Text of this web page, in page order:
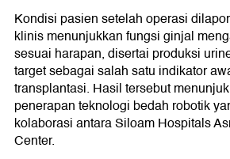
Kondisi pasien setelah operasi
klinis menunjukkan fungsi ginjal
sesuai harapan, disertai produksi
target sebagai salah satu indikator
transplantasi. Hasil tersebut
penerapan teknologi bedah robotik
kolaborasi antara Siloam Hospitals
Center.